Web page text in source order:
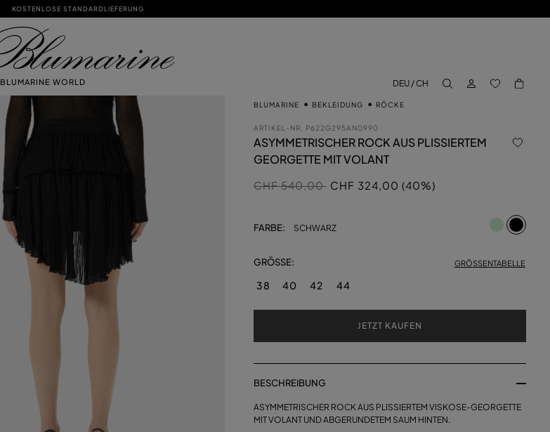
KOSTENLOSE STANDARDLIEFERUNG
BLUMARINE WORLD
DEU / CH
EINLOGGENBACK TO
BLUMARINE BEKLEIDUNG RÖCKE
ARTIKEL-NR. P622G295AN0990
ASYMMETRISCHER ROCK AUS PLISSIERTEM
GEORGETTE MIT VOLANT
Preis reduziert von
CHF 540,00auf
CHF 324,00 (40%)
FARBE: SCHWARZ
GRÖSSE: GRÖSSENTABELLE
38 40 42 44
JETZT KAUFEN
BESCHREIBUNG
ASYMMETRISCHER ROCK AUS PLISSIERTEM VISKOSE-GEORGETTE
MIT VOLANT UND ABGERUNDETEM SAUM HINTEN.